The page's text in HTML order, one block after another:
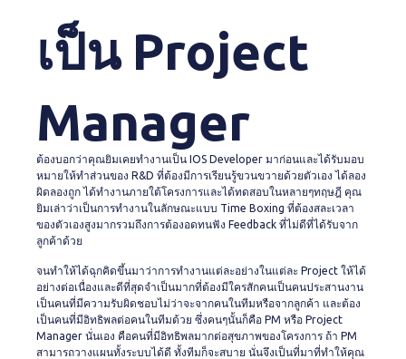
เป็น Project
Manager
ต้องบอกว่าคุณยิมเคยทำงานเป็น IOS Developer มาก่อนและได้รับมอบ
หมายให้ทำส่วนของ R&D ที่ต้องมีการเรียนรู้ขวนขวายด้วยตัวเอง ได้ลอง
ผิดลองถูก ได้ทำงานภายใต้โครงการและได้ทดสอบในหลายๆทฤษฎี คุณ
ยิมเล่าว่าเป็นการทำงานในลักษณะแบบ Time Boxing ที่ต้องสละเวลา
ของตัวเองสูงมากรวมถึงการต้องอดทนฟัง Feedback ที่ไม่ดีที่ได้รับจาก
ลูกค้าด้วย
จนทำให้ได้ฉุกคิดขึ้นมาว่าการทำงานแต่ละอย่างในแต่ละ Project ให้ได้
อย่างต่อเนื่องและดีที่สุดจำเป็นมากที่ต้องมีใครสักคนเป็นคนประสานงาน
เป็นคนที่มีความรับผิดชอบไม่ว่าจะจากคนในทีมหรือจากลูกค้า และต้อง
เป็นคนที่มีอิทธิพลต่อคนในทีมด้วย ซึ่งคนๆนั้นก็คือ PM หรือ Project
Manager นั่นเอง คือคนที่มีอิทธิพลมากต่อสุขภาพของโครงการ ถ้า PM
สามารถวางแผนทั้งระบบได้ดี ทั้งทีมก็จะสบาย นั่นจึงเป็นที่มาที่ทำให้คุณ